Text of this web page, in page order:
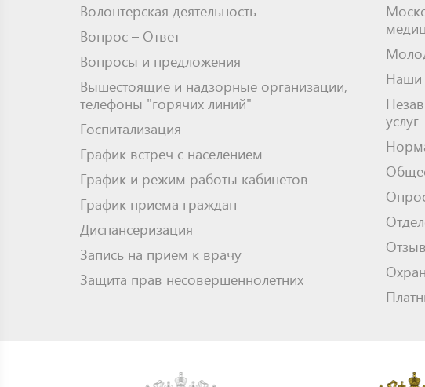
Волонтерская деятельность
Вопрос – Ответ
Вопросы и предложения
Вышестоящие и надзорные организации,
телефоны "горячих линий"
Госпитализация
График встреч с населением
График и режим работы кабинетов
График приема граждан
Диспансеризация
Запись на прием к врачу
Защита прав несовершеннолетних
Наши
услуг